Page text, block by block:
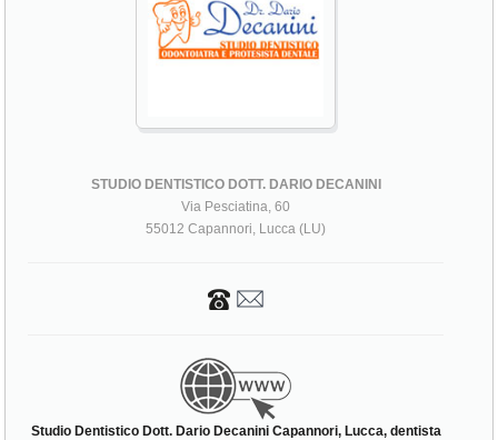
STUDIO DENTISTICO DOTT. DARIO DECANINI
Via Pesciatina, 60
55012 Capannori, Lucca (LU)
Studio Dentistico Dott. Dario Decanini Capannori, Lucca, dentista